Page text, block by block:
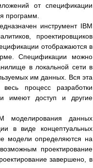
от спецификации
программ.
инструмент IBM
проектировщиков
отображаются в
Спецификации можно
в локальной сети в
им данных. Вся эта
процесс разработки
имеют доступ и другие
моделирования данных
в виде концептуальных
модели определяются на
проектирование
завершено, в